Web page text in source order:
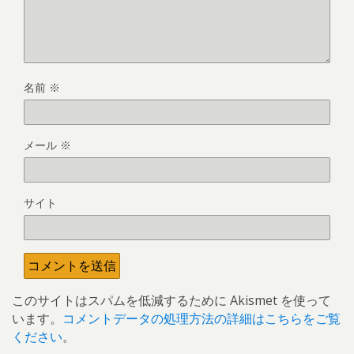
名前 ※
メール ※
サイト
このサイトはスパムを低減するために Akismet を使って
います。 コメントデータの処理方法の詳細はこちらをご覧
ください。